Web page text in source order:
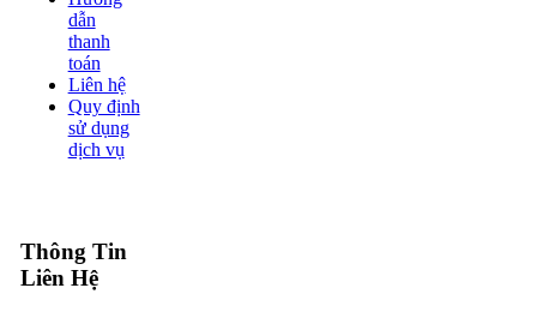
dẫn
thanh
toán
Liên hệ
Quy định
sử dụng
dịch vụ
Thông Tin
Liên Hệ